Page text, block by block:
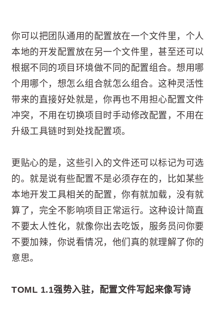
你可以把团队通用的配置放在一个文件里，个人
本地的开发配置放在另一个文件里，甚至还可以
根据不同的项目环境做不同的配置组合。想用哪
个用哪个，想怎么组合就怎么组合。这种灵活性
带来的直接好处就是，你再也不用担心配置文件
冲突，不用在切换项目时手动修改配置，不用在
升级工具链时到处找配置项。
更贴心的是，这些引入的文件还可以标记为可选
的。就是说有些配置不是必须存在的，比如某些
本地开发工具相关的配置，你有就加载，没有就
算了，完全不影响项目正常运行。这种设计简直
不要太人性化，就像你出去吃饭，服务员问你要
不要加辣，你说看情况，他们真的就理解了你的
意思。
TOML 1.1强势入驻，配置文件写起来像写诗